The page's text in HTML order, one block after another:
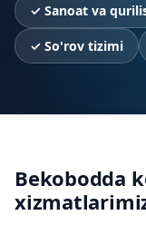
✓ Sanoat va
✓ So'rov tizimi
Bekobodda